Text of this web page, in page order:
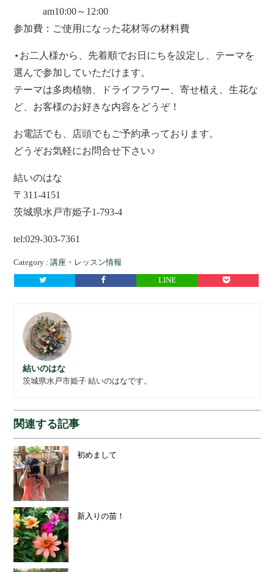
am10:00～12:00
参加費：ご使用になった花材等の材料費
⋆お二人様から、先着順でお日にちを設定し、テーマを
選んで参加していただけます。
テーマは多肉植物、ドライフラワー、寄せ植え、生花な
ど、お客様のお好きな内容をどうぞ！
お電話でも、店頭でもご予約承っております。
どうぞお気軽にお問合せ下さい♪
結いのはな
〒311-4151
茨城県水戸市姫子1-793-4
tel:029-303-7361
Category :講座・レッスン情報
LINE
結いのはな
茨城県水戸市姫子 結いのはなです。
関連する記事
初めまして
新入りの苗！